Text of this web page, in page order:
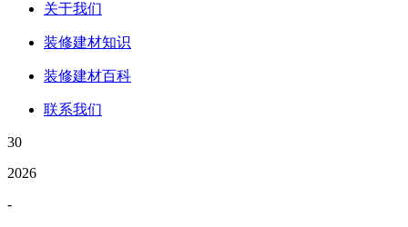
关于我们
装修建材知识
装修建材百科
联系我们
30
2026
-